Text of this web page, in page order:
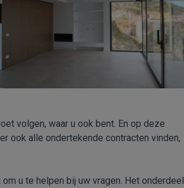
volgen, waar u ook bent. En op deze
ook alle ondertekende contracten vinden,
u te helpen bij uw vragen. Het onderdeel